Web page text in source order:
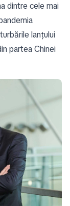
dintre cele mai
lanțului
partea Chinei